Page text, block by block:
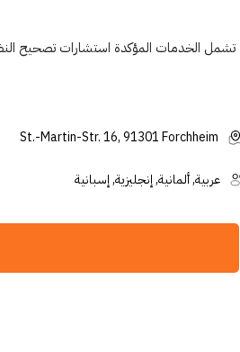
St.-Martin-Str. 16, 91301 Forchheim
عربية, ألمانية, إنجليزية, إسبانية